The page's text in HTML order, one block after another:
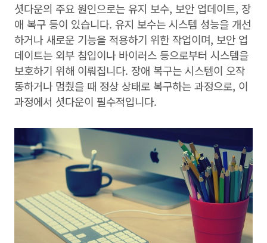
셧다운의 주요 원인으로는 유지 보수, 보안 업데이트, 장
애 복구 등이 있습니다. 유지 보수는 시스템 성능을 개선
하거나 새로운 기능을 적용하기 위한 작업이며, 보안 업
데이트는 외부 침입이나 바이러스 등으로부터 시스템을
보호하기 위해 이뤄집니다. 장애 복구는 시스템이 오작
동하거나 멈췄을 때 정상 상태로 복구하는 과정으로, 이
과정에서 셧다운이 필수적입니다.